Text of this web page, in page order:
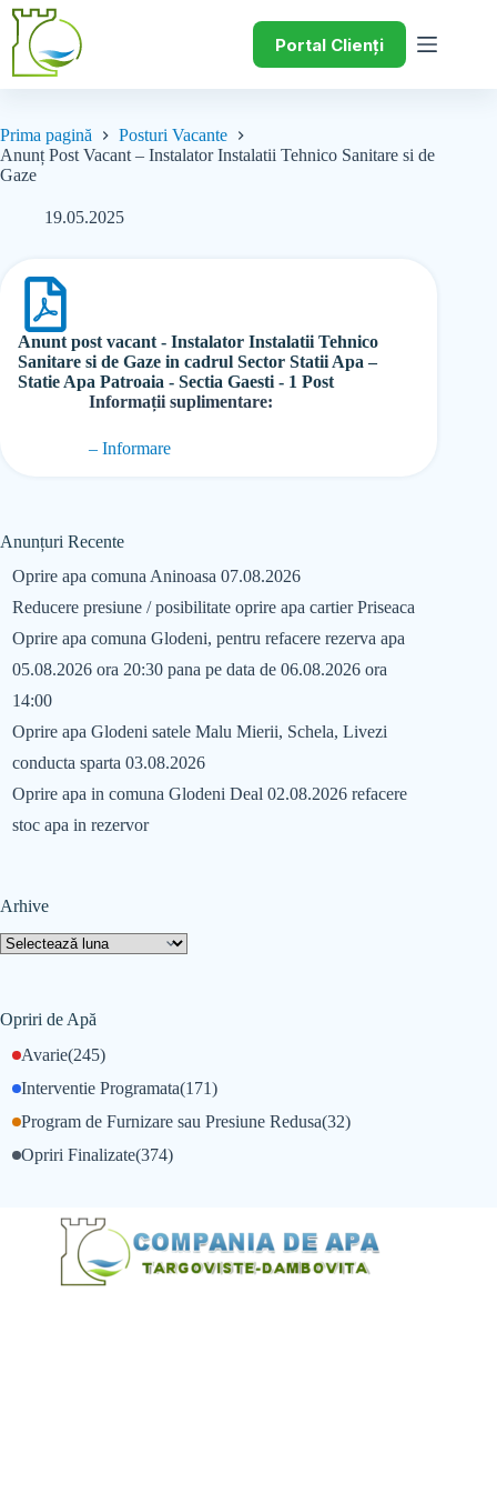
Portal Clienți
Prima pagină
Posturi Vacante
Anunț Post Vacant – Instalator Instalatii Tehnico Sanitare si de
Gaze
19.05.2025
Anunt post vacant - Instalator Instalatii Tehnico
Sanitare si de Gaze in cadrul Sector Statii Apa –
Statie Apa Patroaia - Sectia Gaesti - 1 Post
Informații suplimentare:
– Informare
Anunțuri Recente
Oprire apa comuna Aninoasa 07.08.2026
Reducere presiune / posibilitate oprire apa cartier Priseaca
Oprire apa comuna Glodeni, pentru refacere rezerva apa
05.08.2026 ora 20:30 pana pe data de 06.08.2026 ora
14:00
Oprire apa Glodeni satele Malu Mierii, Schela, Livezi
conducta sparta 03.08.2026
Oprire apa in comuna Glodeni Deal 02.08.2026 refacere
stoc apa in rezervor
Arhive
Opriri de Apă
Avarie(245)
Interventie Programata(171)
Opriri Finalizate(374)
Program de Furnizare sau Presiune Redusa(32)